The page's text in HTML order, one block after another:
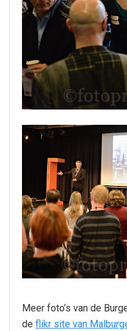
Meer foto’s van de
de flikr site van